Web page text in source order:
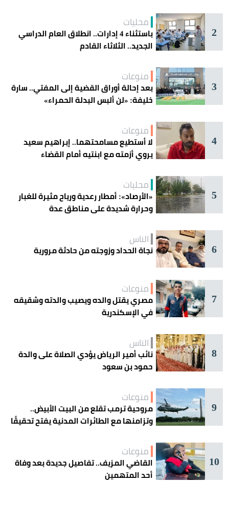
2
محليات
باستثناء 4 إدارات.. انطلاق العام الدراسي
الجديد.. الثلاثاء القادم
3
منوعات
بعد إحالة أوراق القضية إلى المفتي.. سارة
خليفة: «لن ألبس البدلة الحمراء»
4
منوعات
لا أستطيع مسامحتهما.. إبراهيم سعيد
يروي أزمته مع ابنتيه أمام القضاء
5
محليات
«الأرصاد»: أمطار رعدية ورياح مثيرة للغبار
وحرارة شديدة على مناطق عدة
6
الناس
نجاة الحداد وزوجته من حادثة مرورية
7
منوعات
مصري يقتل والده ويصيب والدته وشقيقه
في الإسكندرية
8
الناس
نائب أمير الرياض يؤدي الصلاة على والدة
حمود بن سعود
9
منوعات
مروحية ترمب تقلع من البيت الأبيض..
وتزامنها مع الطائرات المدنية يفتح تحقيقًا
10
منوعات
القاضي المزيف.. تفاصيل جديدة بعد وفاة
أحد المتهمين